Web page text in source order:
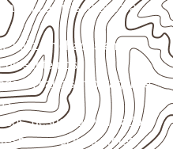
e divisórias para
utilizam chapas em
internos.
caixas, montagem e
desde que validados
pelo projeto.